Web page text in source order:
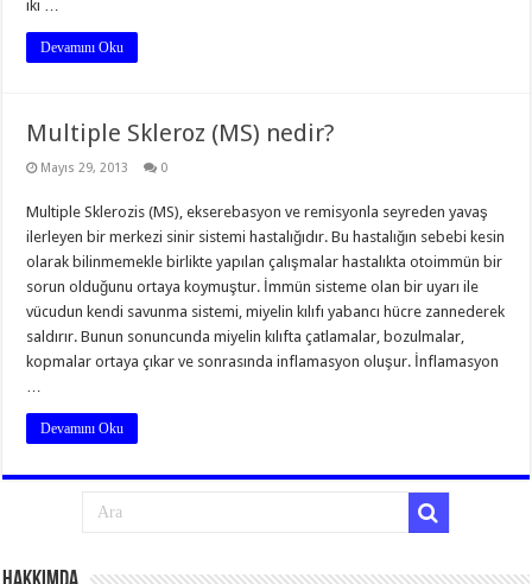
iki …
Devamını Oku
Multiple Skleroz (MS) nedir?
Mayıs 29, 2013 0
Multiple Sklerozis (MS), ekserebasyon ve remisyonla seyreden yavaş
ilerleyen bir merkezi sinir sistemi hastalığıdır. Bu hastalığın sebebi kesin
olarak bilinmemekle birlikte yapılan çalışmalar hastalıkta otoimmün bir
sorun olduğunu ortaya koymuştur. İmmün sisteme olan bir uyarı ile
vücudun kendi savunma sistemi, miyelin kılıfı yabancı hücre zannederek
saldırır. Bunun sonuncunda miyelin kılıfta çatlamalar, bozulmalar,
kopmalar ortaya çıkar ve sonrasında inflamasyon oluşur. İnflamasyon
…
Devamını Oku